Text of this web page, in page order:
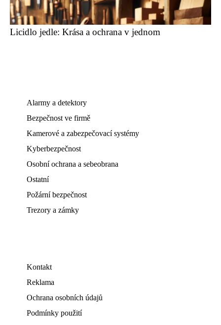
Licidlo jedle: Krása a ochrana v jednom
Alarmy a detektory
Bezpečnost ve firmě
Kamerové a zabezpečovací systémy
Kyberbezpečnost
Osobní ochrana a sebeobrana
Ostatní
Požární bezpečnost
Trezory a zámky
Kontakt
Reklama
Ochrana osobních údajů
Podmínky použití